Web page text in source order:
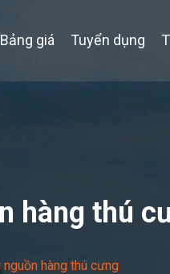
Bảng giá Tuyển dụng
hàng thú
hàng thú cưng